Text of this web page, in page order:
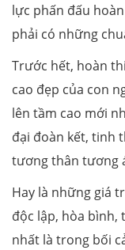
lực phấn đấu
phải có những
Trước hết, hoàn
cao đẹp của con
lên tầm cao mới
đại đoàn kết, tinh
tương thân tương
Hay là những giá
độc lập, hòa bình,
nhất là trong bối